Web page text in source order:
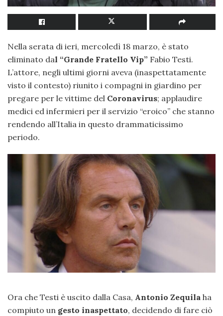
Nella serata di ieri, mercoledì 18 marzo, è stato
eliminato dal “Grande Fratello Vip” Fabio Testi.
L’attore, negli ultimi giorni aveva (inaspettatamente
visto il contesto) riunito i compagni in giardino per
pregare per le vittime del Coronavirus; applaudire
medici ed infermieri per il servizio “eroico” che stanno
rendendo all’Italia in questo drammaticissimo
periodo.
Ora che Testi è uscito dalla Casa, Antonio Zequila ha
compiuto un gesto inaspettato, decidendo di fare ciò